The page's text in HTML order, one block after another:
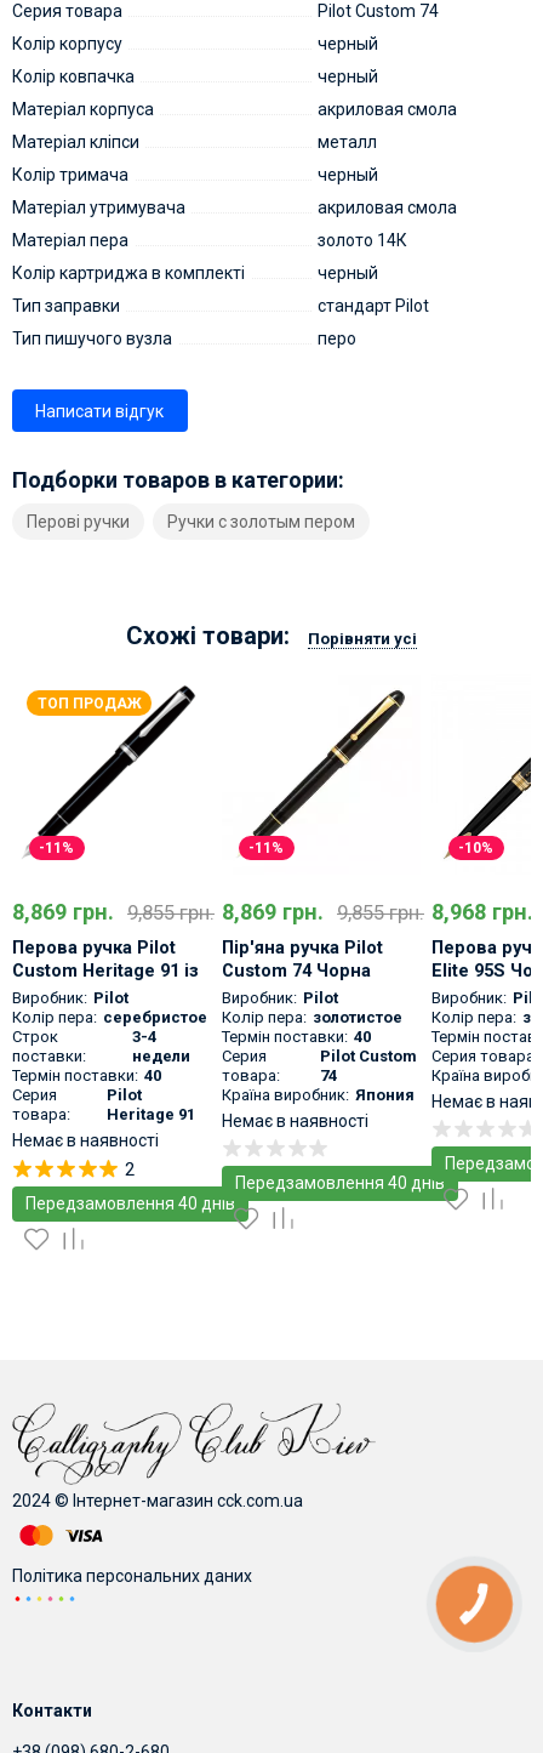
Серия товара
Pilot Custom 74
Колір корпусу
черный
Колір ковпачка
черный
Матеріал корпуса
акриловая смола
Матеріал кліпси
металл
Колір тримача
черный
Матеріал утримувача
акриловая смола
Матеріал пера
золото 14К
Колір картриджа в комплекті
черный
Тип заправки
стандарт Pilot
Тип пишучого вузла
перо
Написати відгук
Подборки товаров в категории:
Перові ручки Ручки с золотым пером
Схожі товари: Порівняти усі
ТОП ПРОДАЖ
-11%
8,869 грн. 9,855 грн.
Перова ручка Pilot
Custom Heritage 91 із
золотим пером
Виробник: Pilot
Колір пера: серебристое
Строк
поставки:
3-4
недели
Термін поставки: 40
Серия
товара:
Pilot
Heritage 91
Немає в наявності
2
Передзамовлення 40 днів
-11%
8,869 грн. 9,855 грн.
Пір'яна ручка Pilot
Custom 74 Чорна
Класичний дизайн із
золотим пером
Виробник: Pilot
Колір пера: золотистое
Термін поставки: 40
Серия
товара:
Pilot Custom
74
Країна виробник: Япония
Немає в наявності
Передзамовлення 40 днів
-10%
8,968 грн.
Перова
Elite 95S
золотим
Виробник:
Колір пера:
Термін
Серия товара:
Країна
Немає в
2024 © Інтернет-магазин cck.com.ua
Політика персональних даних
Контакти
КНОПКА
ЗВ'ЯЗКУ